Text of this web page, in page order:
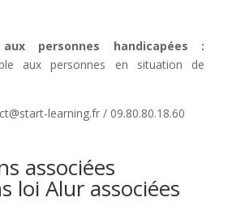
personnes handicapées :
aux personnes en situation de
learning.fr/ 09.80.80.18.60
loi Alur associées